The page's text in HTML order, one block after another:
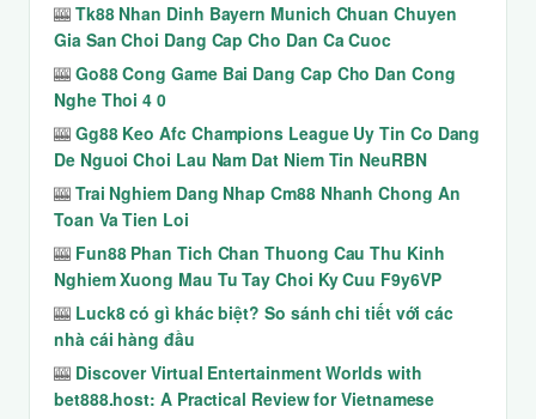
🎰 Tk88 Nhan Dinh Bayern Munich Chuan Chuyen
Gia San Choi Dang Cap Cho Dan Ca Cuoc
🎰 Go88 Cong Game Bai Dang Cap Cho Dan Cong
Nghe Thoi 4 0
🎰 Gg88 Keo Afc Champions League Uy Tin Co Dang
De Nguoi Choi Lau Nam Dat Niem Tin NeuRBN
🎰 Trai Nghiem Dang Nhap Cm88 Nhanh Chong An
Toan Va Tien Loi
🎰 Fun88 Phan Tich Chan Thuong Cau Thu Kinh
Nghiem Xuong Mau Tu Tay Choi Ky Cuu F9y6VP
🎰 Luck8 có gì khác biệt? So sánh chi tiết với các
nhà cái hàng đầu
🎰 Discover Virtual Entertainment Worlds with
bet888.host: A Practical Review for Vietnamese